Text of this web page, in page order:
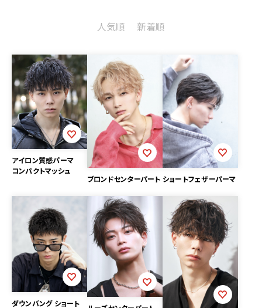
人気順 新着順
アイロン質感パーマ
コンパクトマッシュ
ブロンドセンターパート ショートフェザーパーマ
ダウンバング ショート